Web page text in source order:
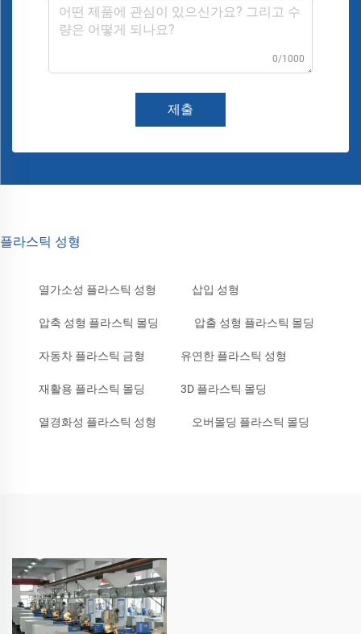
0/1000
제출
플라스틱 성형
열가소성 플라스틱 성형 삽입 성형
압축 성형 플라스틱 몰딩 압출 성형 플라스틱 몰딩
자동차 플라스틱 금형 유연한 플라스틱 성형
재활용 플라스틱 몰딩 3D 플라스틱 몰딩
열경화성 플라스틱 성형 오버몰딩 플라스틱 몰딩